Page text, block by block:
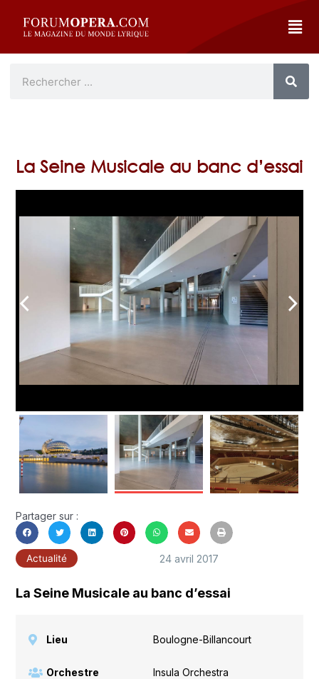
La Seine Musicale au banc d’essai
arrow_back_ios arrow_forward_ios
Partager sur :
Actualité 24 avril 2017
La Seine Musicale au banc d’essai
Lieu Boulogne-Billancourt
Orchestre Insula Orchestra